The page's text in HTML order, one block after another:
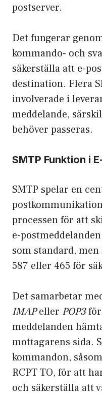
postserver.
Det fungerar
kommando- och
säkerställa att e-
destination. Flera
involverade i
meddelande,
behöver passeras.
SMTP Funktion i
SMTP spelar en
processen för att
e-
som standard,
587 eller 465 för
Det samarbetar
IMAPeller POP3för
meddelanden
mottagarens sida.
kommandon,
RCPT TO, för att
och säkerställa att